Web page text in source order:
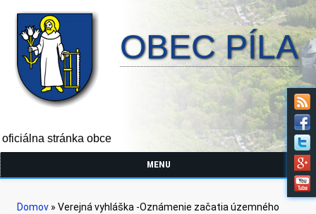
OBEC PÍLA
oficiálna stránka obce
MENU
Nachádzate sa tu
Domov » Verejná vyhláška -Oznámenie začatia územného